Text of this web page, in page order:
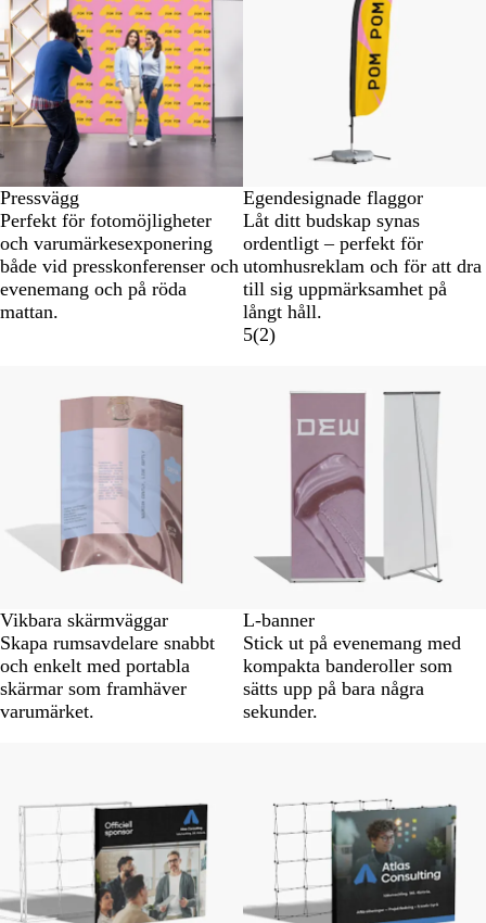
Pressvägg
Perfekt för fotomöjligheter
och varumärkesexponering
både vid presskonferenser och
evenemang och på röda
mattan.
Egendesignade flaggor
Låt ditt budskap synas
ordentligt – perfekt för
utomhusreklam och för att dra
till sig uppmärksamhet på
långt håll.
5(2)
Vikbara skärmväggar
Skapa rumsavdelare snabbt
och enkelt med portabla
skärmar som framhäver
varumärket.
L-banner
Stick ut på evenemang med
kompakta banderoller som
sätts upp på bara några
sekunder.